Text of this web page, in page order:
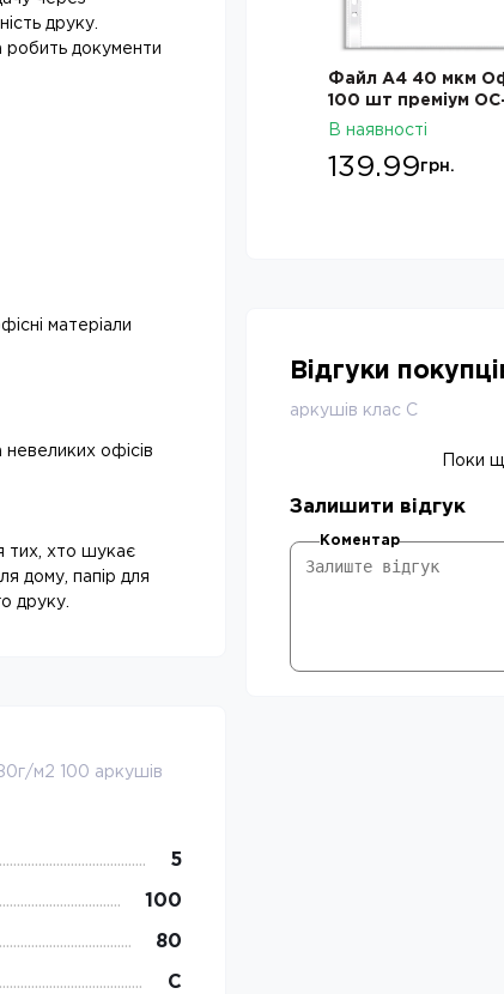
друку.
робить документи
матеріали
офісів
тих, хто шукає
дому, папір для
друку.
м2 100 аркушів
5
100
80
C
Папір офісний А4,
Pro80, клас C, 500
В наявності
164.90 грн.
Відгуки
аркушів клас С
Поки
Залишити відгук
Коментар